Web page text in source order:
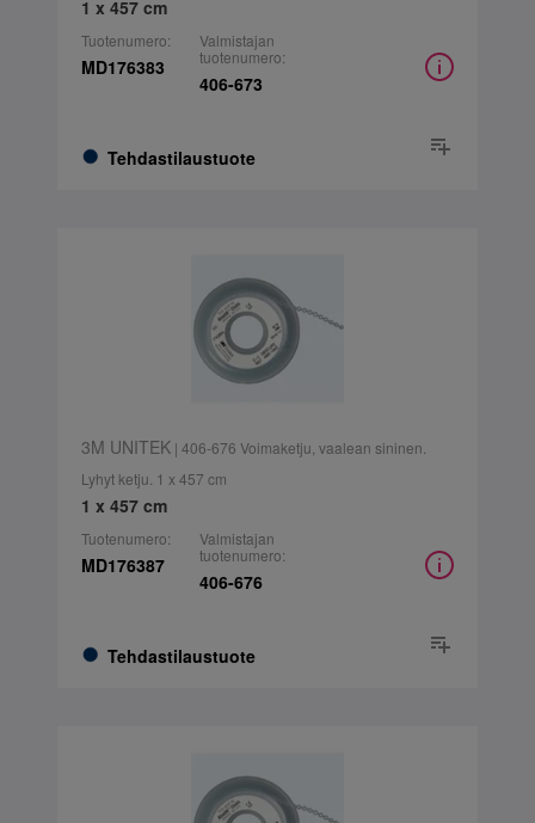
1 x 457 cm
Tuotenumero:
MD176383
Tehdastilaustuote
Valmistajan
tuotenumero:
406-673
3M UNITEK| 406-676 Voimaketju, vaalean sininen.
Lyhyt ketju. 1 x 457 cm
1 x 457 cm
Tuotenumero:
MD176387
Tehdastilaustuote
Valmistajan
tuotenumero:
406-676